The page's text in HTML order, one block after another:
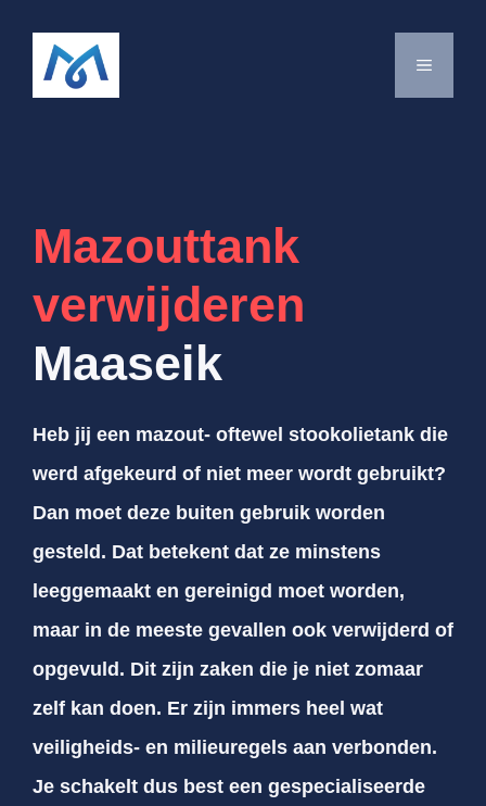
MENU
Mazouttank
verwijderen
Maaseik
Heb jij een mazout- oftewel stookolietank die
werd afgekeurd of niet meer wordt gebruikt?
Dan moet deze buiten gebruik worden
gesteld. Dat betekent dat ze minstens
leeggemaakt en gereinigd moet worden,
maar in de meeste gevallen ook verwijderd of
opgevuld. Dit zijn zaken die je niet zomaar
zelf kan doen. Er zijn immers heel wat
veiligheids- en milieuregels aan verbonden.
Je schakelt dus best een gespecialiseerde